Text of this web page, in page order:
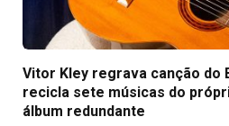
Vitor Kley regrava canção do
recicla sete músicas do
álbum redundante